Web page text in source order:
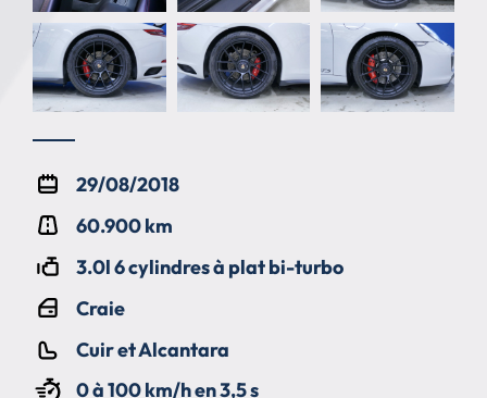
29/08/2018
60.900 km
3.0l 6 cylindres à plat bi-turbo
Craie
Cuir et Alcantara
0 à 100 km/h en 3,5 s